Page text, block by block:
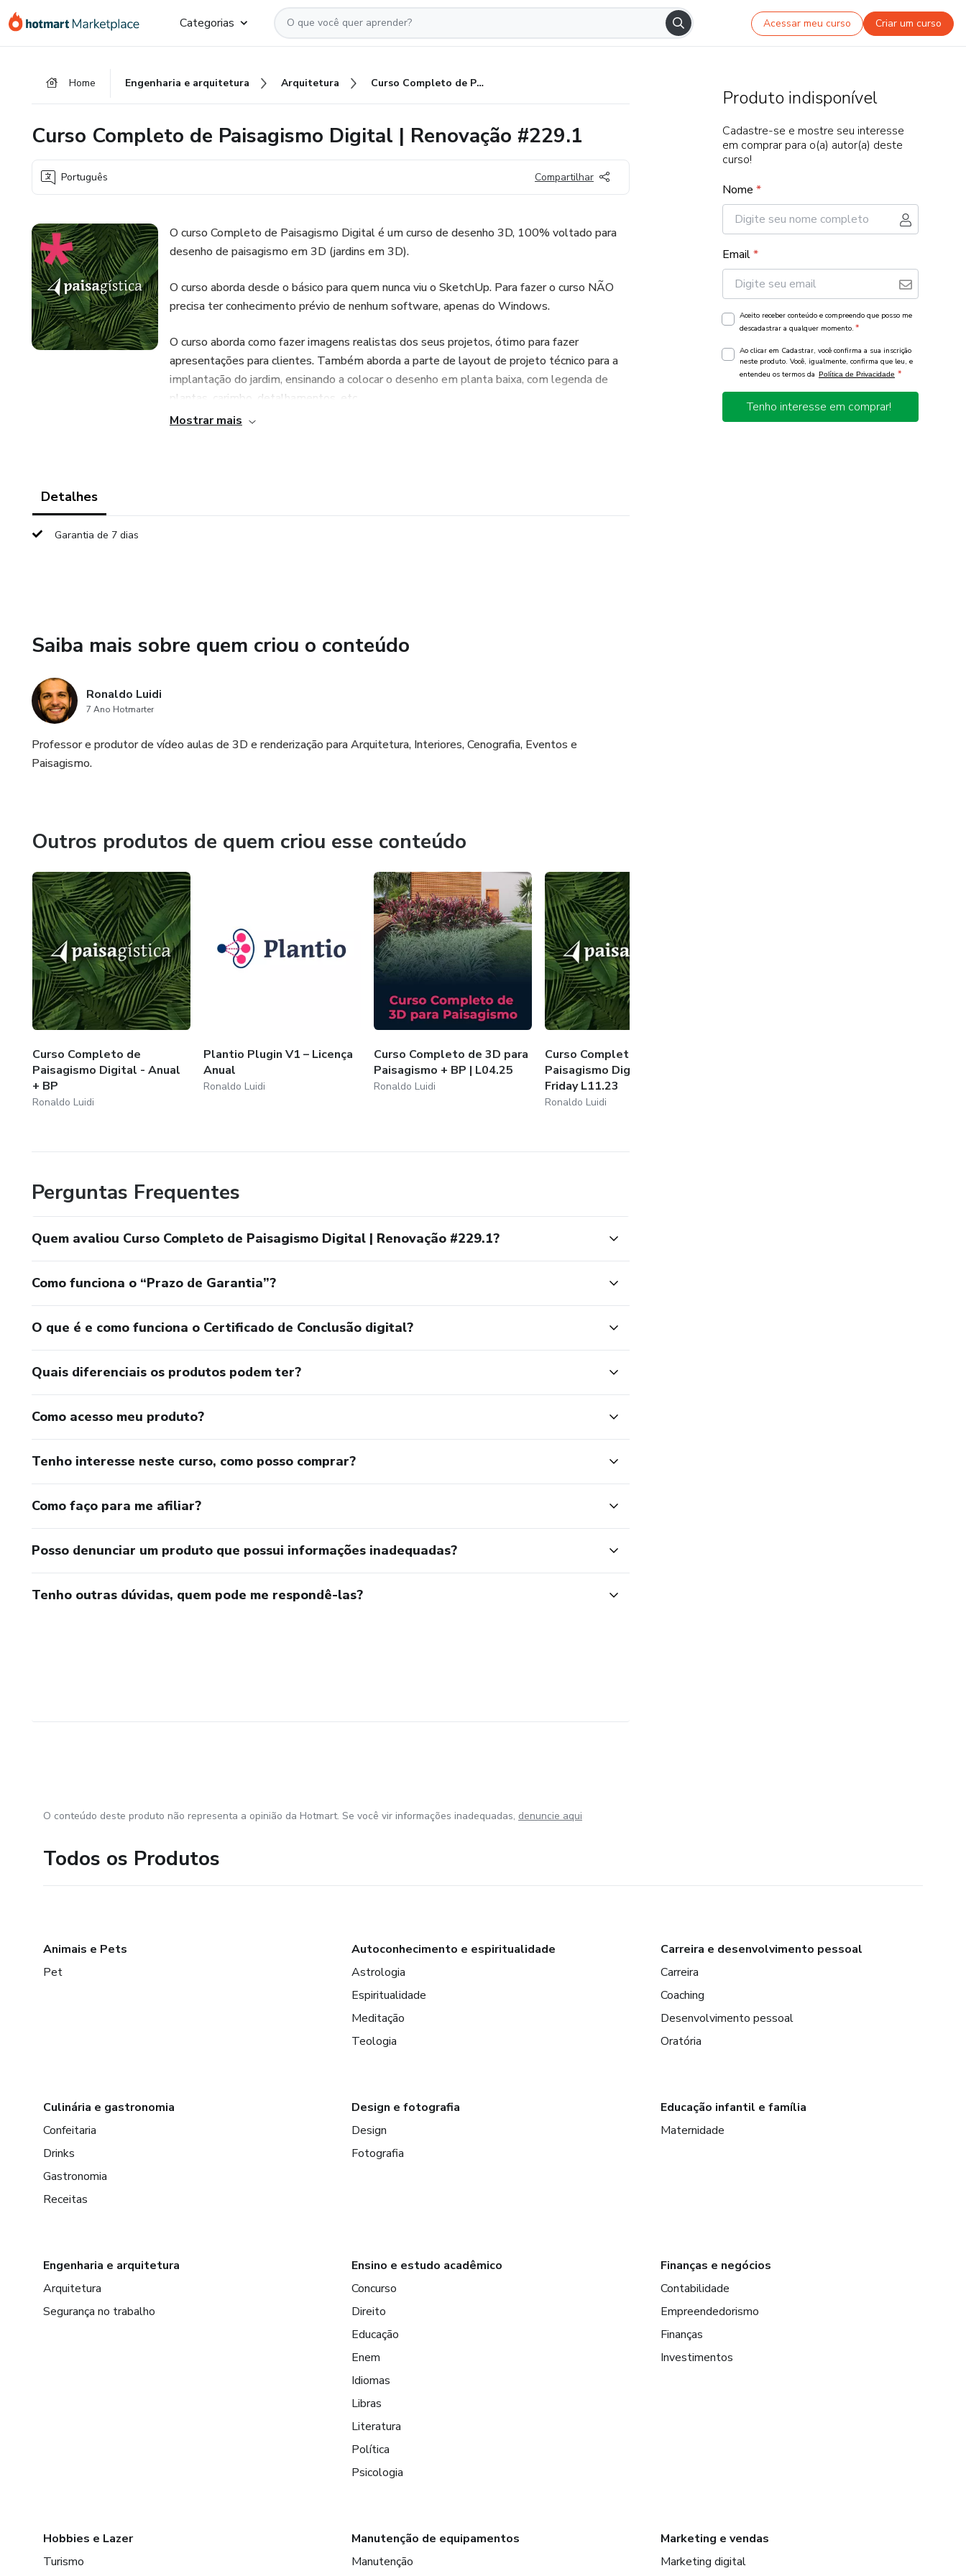
para
para
para
Categorias Acessar meu curso Criar um curso
Home Engenharia e arquitetura Arquitetura Curso Completo de Paisagismo Digital | Renovação #229.1
Curso Completo de Paisagismo Digital | Renovação #229.1
Português Compartilhar
O curso Completo de Paisagismo Digital é um curso de desenho 3D, 100% voltado para
desenho de paisagismo em 3D (jardins em 3D).
O curso aborda desde o básico para quem nunca viu o SketchUp. Para fazer o curso NÃO
precisa ter conhecimento prévio de nenhum software, apenas do Windows.
O curso aborda como fazer imagens realistas dos seus projetos, ótimo para fazer
apresentações para clientes. Também aborda a parte de layout de projeto técnico para a
implantação do jardim, ensinando a colocar o desenho em planta baixa, com legenda de
plantas, carimbo, detalhamentos, etc.
Mostrar mais
Detalhes
Garantia de 7 dias
Saiba mais sobre quem criou o conteúdo
Ronaldo Luidi
7 Ano Hotmarter
Professor e produtor de vídeo aulas de 3D e renderização para Arquitetura, Interiores, Cenografia, Eventos e
Paisagismo.
Outros produtos de quem criou esse conteúdo
Curso Completo de
Paisagismo Digital - Anual
+ BP
Ronaldo Luidi
Plantio Plugin V1 – Licença
Anual
Ronaldo Luidi
Curso Completo de 3D para
Paisagismo + BP | L04.25
Ronaldo Luidi
Curso Completo de
Paisagismo Digital | Black
Friday L11.23
Ronaldo Luidi
Perguntas Frequentes
Quem avaliou Curso Completo de Paisagismo Digital | Renovação #229.1?
Como funciona o “Prazo de Garantia”?
O que é e como funciona o Certificado de Conclusão digital?
Quais diferenciais os produtos podem ter?
Como acesso meu produto?
Tenho interesse neste curso, como posso comprar?
Como faço para me afiliar?
Posso denunciar um produto que possui informações inadequadas?
Tenho outras dúvidas, quem pode me respondê-las?
Produto indisponível
Cadastre-se e mostre seu interesse
em comprar para o(a) autor(a) deste
curso!
Nome *
Email*
Aceito receber conteúdo e compreendo que posso me
descadastrar a qualquer momento. *
Ao clicar em Cadastrar, você confirma a sua inscrição
neste produto. Você, igualmente, confirma que leu, e
entendeu os termos da Política de Privacidade *
Tenho interesse em comprar!
O conteúdo deste produto não representa a opinião da Hotmart. Se você vir informações inadequadas, denuncie aqui
Todos os Produtos
Animais e Pets
Pet
Autoconhecimento e espiritualidade
Astrologia
Espiritualidade
Meditação
Teologia
Carreira e desenvolvimento pessoal
Carreira
Coaching
Desenvolvimento pessoal
Oratória
Culinária e gastronomia
Confeitaria
Drinks
Gastronomia
Receitas
Design e fotografia
Design
Fotografia
Educação infantil e família
Maternidade
Engenharia e arquitetura
Arquitetura
Segurança no trabalho
Ensino e estudo acadêmico
Concurso
Direito
Educação
Enem
Idiomas
Libras
Literatura
Política
Psicologia
Finanças e negócios
Contabilidade
Empreendedorismo
Finanças
Investimentos
Hobbies e Lazer
Turismo
Manutenção de equipamentos
Manutenção
Marketing e vendas
Marketing digital